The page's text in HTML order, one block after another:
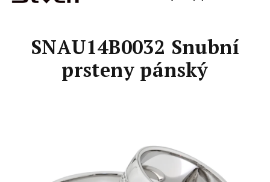
SNAU14B0032 Snubní
prsteny pánský